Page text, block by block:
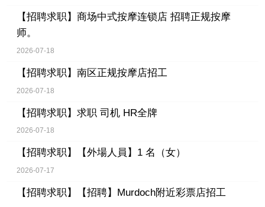
【招聘求职】 商场中式按摩连锁店 招聘正规按摩
师。
2026-07-18
【招聘求职】 南区正规按摩店招工
2026-07-18
【招聘求职】 求职 司机 HR全牌
2026-07-18
【招聘求职】 【外場人員】1 名（女）
2026-07-17
【招聘求职】 【招聘】Murdoch附近彩票店招工